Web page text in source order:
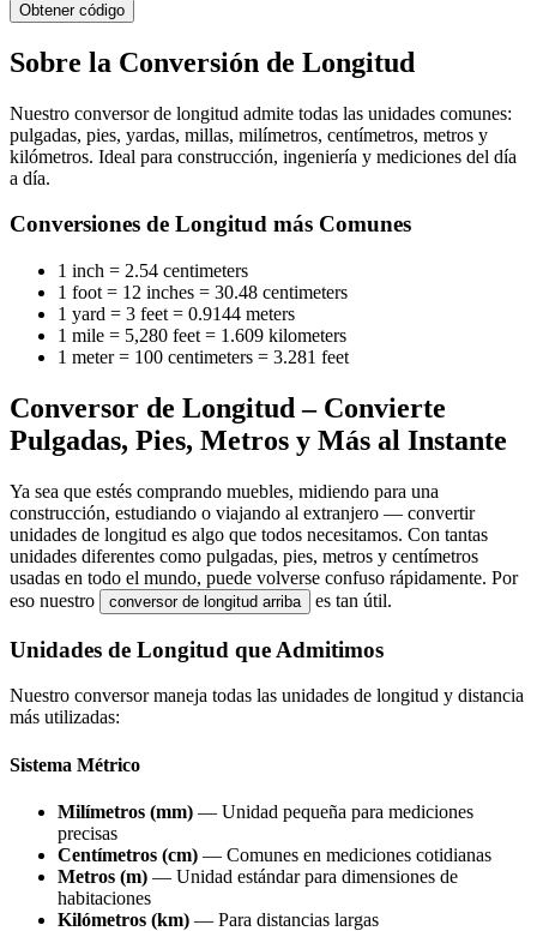
Obtener código
Sobre la Conversión de Longitud
Nuestro conversor de longitud admite todas las unidades comunes:
pulgadas, pies, yardas, millas, milímetros, centímetros, metros y
kilómetros. Ideal para construcción, ingeniería y mediciones del día
a día.
Conversiones de Longitud más Comunes
1 inch = 2.54 centimeters
1 foot = 12 inches = 30.48 centimeters
1 yard = 3 feet = 0.9144 meters
1 mile = 5,280 feet = 1.609 kilometers
1 meter = 100 centimeters = 3.281 feet
Conversor de Longitud – Convierte
Pulgadas, Pies, Metros y Más al Instante
Ya sea que estés comprando muebles, midiendo para una
construcción, estudiando o viajando al extranjero — convertir
unidades de longitud es algo que todos necesitamos. Con tantas
unidades diferentes como pulgadas, pies, metros y centímetros
usadas en todo el mundo, puede volverse confuso rápidamente. Por
eso nuestro
conversor de longitud arriba es tan útil.
Unidades de Longitud que Admitimos
Nuestro conversor maneja todas las unidades de longitud y distancia
más utilizadas:
Sistema Métrico
Milímetros (mm) — Unidad pequeña para mediciones
precisas
Centímetros (cm) — Comunes en mediciones cotidianas
Metros (m) — Unidad estándar para dimensiones de
habitaciones
Kilómetros (km) — Para distancias largas